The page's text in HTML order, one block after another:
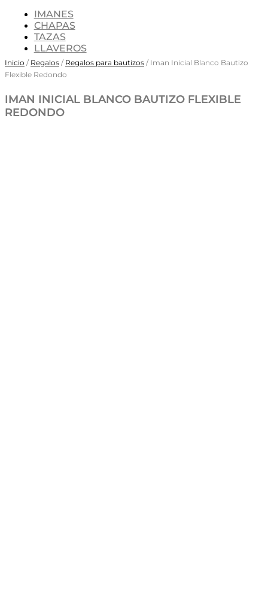
IMANES
CHAPAS
TAZAS
LLAVEROS
Inicio / Regalos / Regalos para bautizos / Iman Inicial Blanco Bautizo
Flexible Redondo
IMAN INICIAL BLANCO BAUTIZO FLEXIBLE
REDONDO